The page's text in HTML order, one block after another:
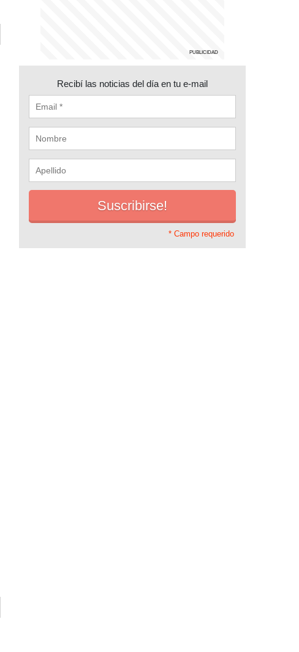
Recibí las noticias del día en tu e-mail
* Campo requerido